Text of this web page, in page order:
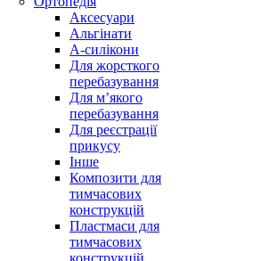
Аксесуари
Альгінати
А-силікони
Для жорсткого
перебазування
Для м’якого
перебазування
Для реєстрації
прикусу
Інше
Композити для
тимчасових
конструкцій
Пластмаси для
тимчасових
конструкцій